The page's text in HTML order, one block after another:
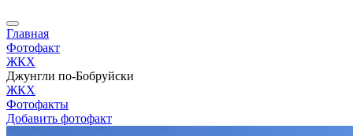
Главная
Фотофакт
ЖКХ
Джунгли по-Бобруйски
ЖКХ
Фотофакты
Добавить фотофакт